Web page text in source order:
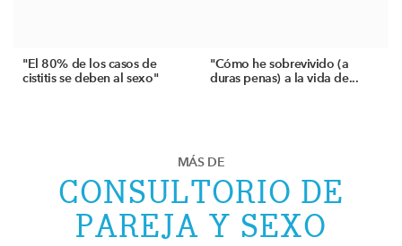
"El 80% de los casos de
cistitis se deben al sexo"
"Cómo he sobrevivido (a
duras penas) a la vida de...
MÁS DE
CONSULTORIO DE
PAREJA Y SEXO